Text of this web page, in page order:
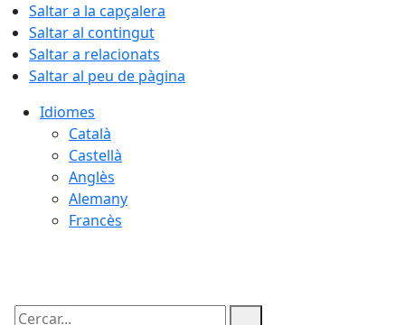
Saltar a la capçalera
Saltar al contingut
Saltar a relacionats
Saltar al peu de pàgina
Idiomes
Català
Castellà
Anglès
Alemany
Francès